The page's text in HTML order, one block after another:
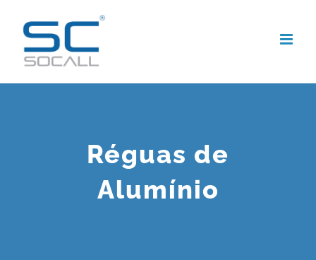
content
Réguas de
Alumínio